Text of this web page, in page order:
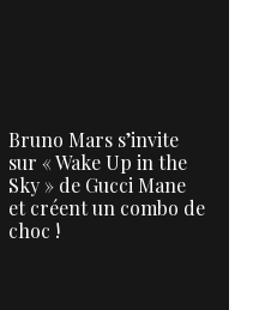
Bruno Mars s’invite
sur « Wake Up in the
Sky » de Gucci Mane
et créent un combo de
choc !